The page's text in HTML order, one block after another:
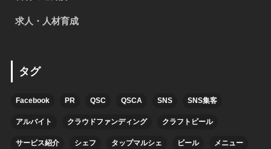
求人・人材育成
タグ
Facebook PR QSC QSCA SNS SNS集客
アルバイト クラウドファンディング クラフトビール
サービス紹介 シェフ タップマルシェ ビール メニュー